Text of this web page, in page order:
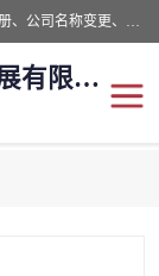
北京鲸叹号企业管理发展有限公司主营：北京公司名称注册、公司名称变更、公司名称去掉省市地域、国字头公司注册、中字头公司注册、总局核名注册等业务，全国统一热线电话：*。北京鲸叹号企业管理发展有限公司在职员工51人，我们有zui好的产品和技术团队，我们为客户提供较好的产品，良好的技术支持，健全的售后服务。
北京鲸叹号企业管理发展有限公司